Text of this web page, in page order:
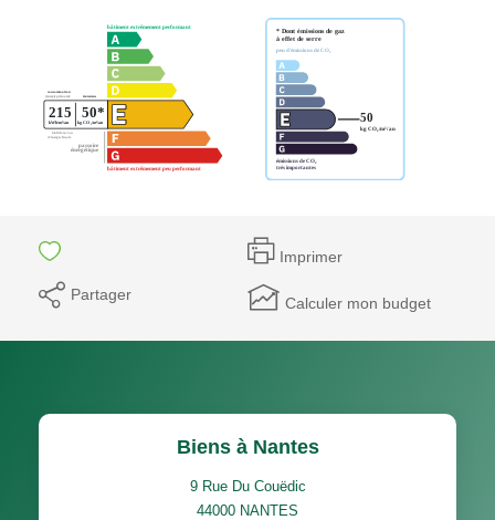
Imprimer
Partager Calculer mon budget
Biens à Nantes
9 Rue Du Couëdic
44000 NANTES